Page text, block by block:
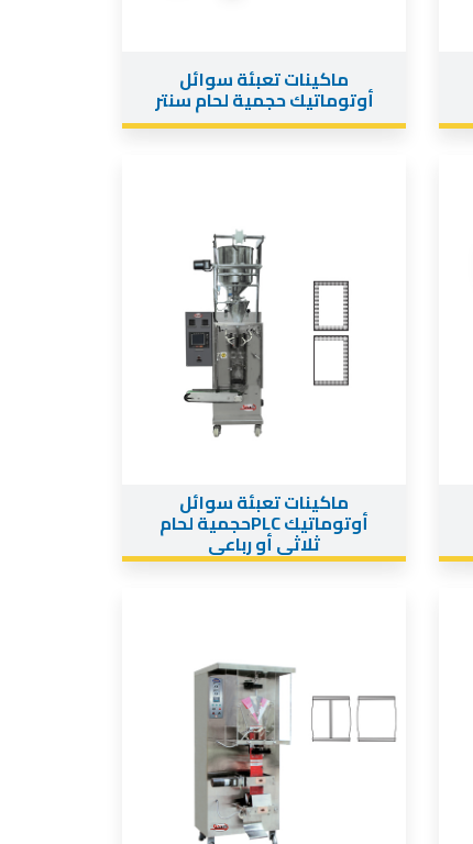
ماكينات تعبئة سوائل
أوتوماتيك حجمية لحام سنتر
ماكينات تعبئة سوائل
أوتوماتيك PLCحجمية لحام
ثلاثى أو رباعى